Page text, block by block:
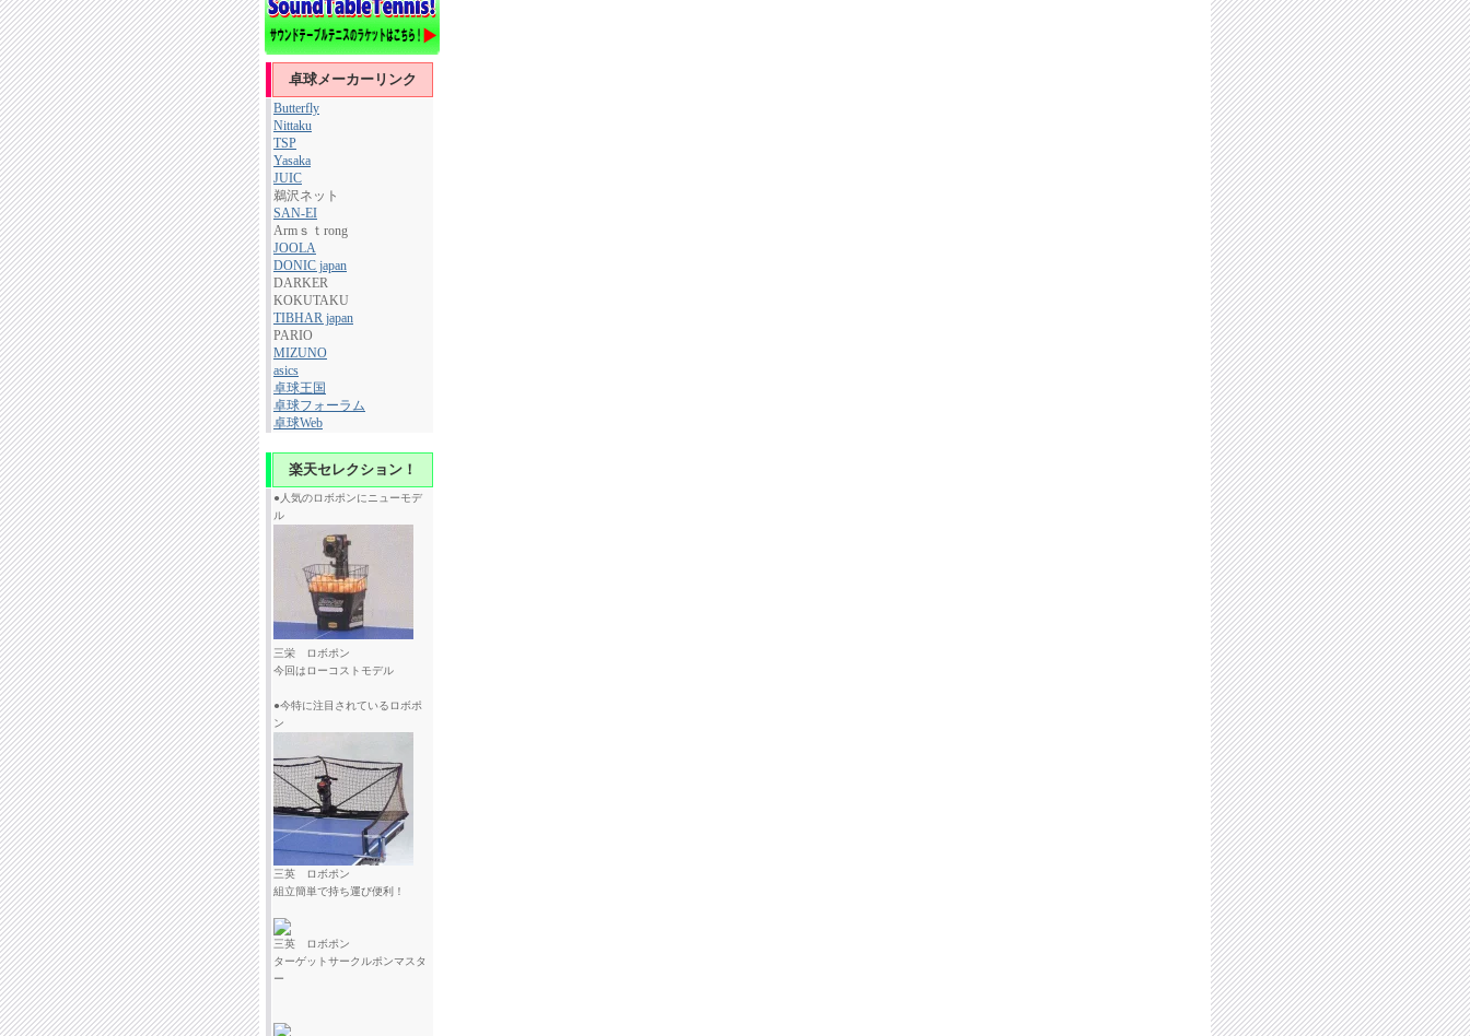
卓球メーカーリンク
Butterfly
Nittaku
TSP
Yasaka
JUIC
鵜沢ネット
SAN-EI
Armｓｔrong
JOOLA
DONIC japan
DARKER
KOKUTAKU
TIBHAR japan
PARIO
MIZUNO
asics
卓球王国
卓球フォーラム
卓球Web
楽天セレクション！
●人気のロボポンにニューモデ
ル
三栄 ロボポン
今回はローコストモデル
●今特に注目されているロボポ
ン
三英 ロボポン
組立簡単で持ち運び便利！
三英 ロボポン
ターゲットサークルポンマスタ
ー